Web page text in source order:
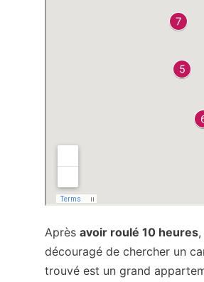
Après avoir roulé 10 heures
découragé de chercher un
trouvé est un grand